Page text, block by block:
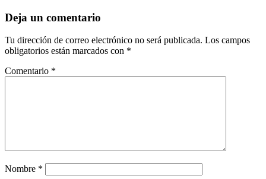
Deja un comentario
Tu dirección de correo electrónico no será publicada. Los campos
obligatorios están marcados con *
Comentario *
Nombre *